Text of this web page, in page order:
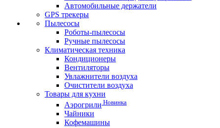
Автомобильные держатели
GPS трекеры
Пылесосы
Роботы-пылесосы
Ручные пылесосы
Климатическая техника
Кондиционеры
Вентиляторы
Увлажнители воздуха
Очистители воздуха
Товары для кухни
Аэрогрили Новинка
Чайники
Кофемашины